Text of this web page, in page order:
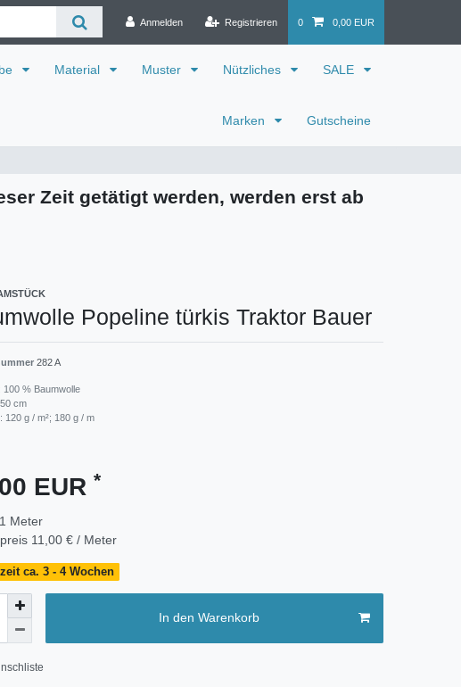
Anmelden Registrieren 0 0,00 EUR
Material Muster Nützliches SALE
Marken Gutscheine
Zeit getätigt werden, werden erst ab
Popeline türkis Traktor Bauer
282 A
100 % Baumwolle
cm
120 g / m²; 180 g / m
EUR *
1 Meter
11,00 € / Meter
ca. 3 - 4 Wochen
In den Warenkorb